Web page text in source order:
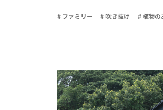
# ファミリー # 吹き抜け # 植物の